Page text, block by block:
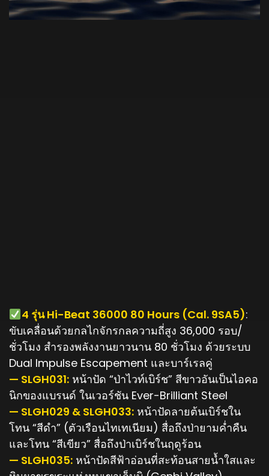
️4 รุ่น Hi-Beat 36000 80 Hours (Cal. 9SA5):
ขับเคลื่อนด้วยกลไกจักรกลความถี่สูง 36,000 รอบ/
ชั่วโมง สำรองพลังงานยาวนาน 80 ชั่วโมง ด้วยระบบ
Dual Impulse Escapement และบาร์เรลคู่
— SLGH031: หน้าปัด “ป่าไวท์เบิร์ช” สีขาวอันเป็นไอคอ
นิกของแบรนด์ ในเวอร์ชัน Ever-Brilliant Steel
— SLGH029 & SLGH033: หน้าปัดลายต้นเบิร์ชใน
โทน “สีดำ” (ตัวเรือนไทเทเนียม) สื่อถึงป่ายามค่ำคืน
และโทน “สีเขียว” สื่อถึงป่าเบิร์ชในฤดูร้อน
— SLGH035: หน้าปัดสีฟ้าอ่อนที่สะท้อนสายน้ำใสและ